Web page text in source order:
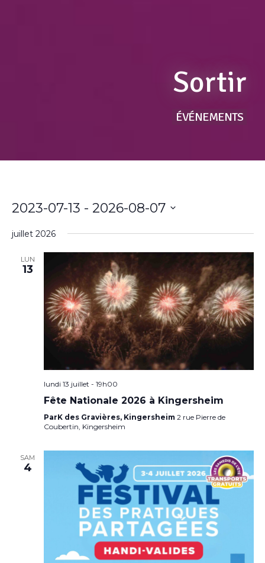
Sortir
ÉVÉNEMENTS
2023-07-13 - 2026-08-07
une
juillet 2026
LUN
13
lundi 13 juillet - 19h00
Fête Nationale 2026 à Kingersheim
ParK des Gravières, Kingersheim 2 rue Pierre de
Coubertin, Kingersheim
SAM
4